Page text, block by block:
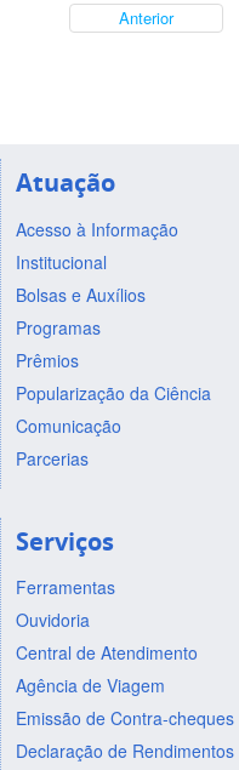
Anterior
Atuação
Acesso à Informação
Institucional
Bolsas e Auxílios
Programas
Prêmios
Popularização da Ciência
Comunicação
Parcerias
Serviços
Ferramentas
Ouvidoria
Central de Atendimento
Agência de Viagem
Emissão de Contra-cheques
Declaração de Rendimentos